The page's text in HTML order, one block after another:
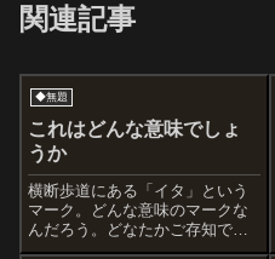
関連記事
◆無題
これはどんな意味でしょ
うか
横断歩道にある「イタ」という
マーク。どんな意味のマークな
んだろう。どなたかご存知でし
ょうか。